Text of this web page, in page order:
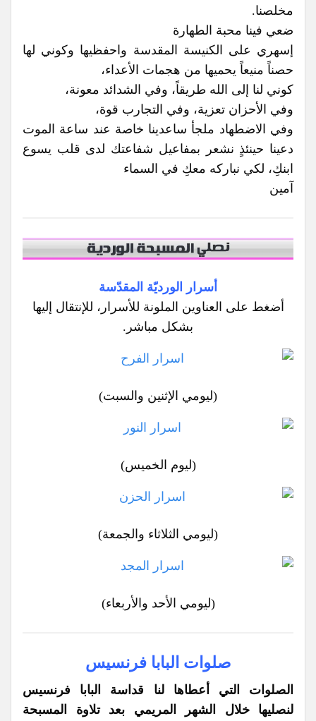
مخلصنا.
ضعي فينا محبة الطهارة
إسهري على الكنيسة المقدسة واحفظيها وكوني لها
حصناً منيعاً يحميها من هجمات الأعداء،
كوني لنا إلى الله طريقاً، وفي الشدائد معونة،
وفي الأحزان تعزية، وفي التجارب قوة،
وفي الاضطهاد ملجأ ساعدينا خاصة عند ساعة الموت
دعينا حينئذٍ نشعر بمفاعيل شفاعتك لدى قلب يسوع
ابنكِ، لكي نباركه معكِ في السماء
آمين
أسرار الورديّة المقدّسة
أضغط على العناوين الملونة للأسرار، للإنتقال إليها
بشكل مباشر.
(ليومي الإثنين والسبت)
(ليوم الخميس)
(ليومي الثلاثاء والجمعة)
(ليومي الأحد والأربعاء)
صلوات البابا فرنسيس
الصلوات التي أعطاها لنا قداسة البابا فرنسيس
لنصليها خلال الشهر المريمي بعد تلاوة المسبحة